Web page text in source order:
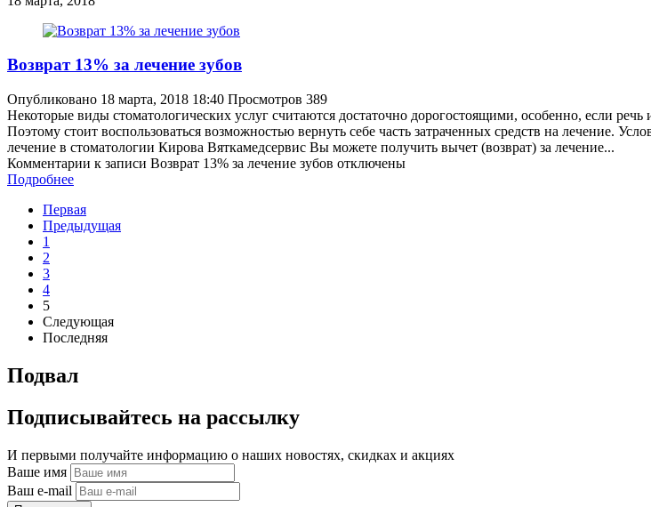
Возврат 13% за лечение зубов
Опубликовано 18 марта, 2018 18:40 Просмотров 389
Некоторые виды стоматологических услуг считаются достаточно дорогостоящими, особенно, если
Поэтому стоит воспользоваться возможностью вернуть себе часть затраченных средств на лечение.
лечение в стоматологии Кирова Вяткамедсервис Вы можете получить вычет (возврат) за лечение...
Комментарии к записи Возврат 13% за лечение зубов отключены
Подробнее
Первая
Предыдущая
1
2
3
4
5
Следующая
Последняя
Подвал
Подпиcывайтесь на рассылку
И первыми получайте информацию о наших новостях, скидках и акциях
Ваше имя
Ваш e-mail